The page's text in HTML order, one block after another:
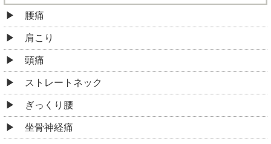
腰痛
肩こり
頭痛
ストレートネック
ぎっくり腰
坐骨神経痛